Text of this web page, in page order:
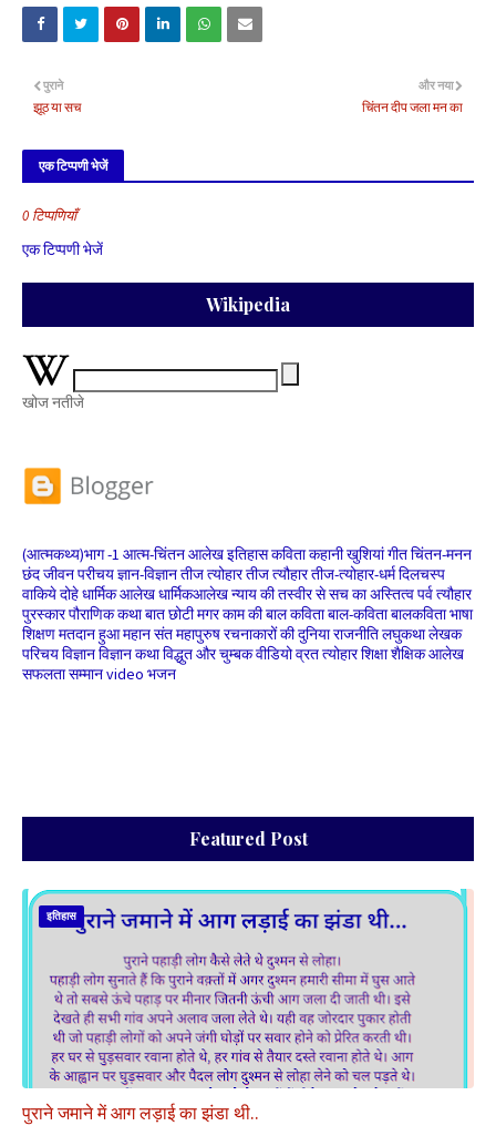
और नया
चिंतन दीप जला मन का
पुराने
झूठ या सच
एक टिप्पणी भेजें
0 टिप्पणियाँ
एक टिप्पणी भेजें
Wikipedia
खोज नतीजे
(आत्मकथ्य)भाग -1 आत्म-चिंतनआलेखइतिहासकविताकहानीखुशियांगीतचिंतन-मनन
छंदजीवन परीचयज्ञान-विज्ञानतीज त्योहारतीज त्यौहारतीज-त्योहार-धर्मदिलचस्प
वाकियेदोहेधार्मिक आलेखधार्मिकआलेखन्याय की तस्वीर से सच का अस्तित्वपर्व त्यौहार
पुरस्कारपौराणिक कथाबात छोटी मगर काम कीबाल कविताबाल-कविताबालकविताभाषा
शिक्षणमतदान हुआमहान संतमहापुरुषरचनाकारों की दुनियाराजनीतिलघुकथालेखक
परिचयविज्ञानविज्ञान कथाविद्धुत और चुम्बकवीडियोव्रत त्योहारशिक्षाशैक्षिक आलेख
सफलतासम्मानvideo भजन
Featured Post
इतिहास
पुराने जमाने में आग लड़ाई का झंडा थी..